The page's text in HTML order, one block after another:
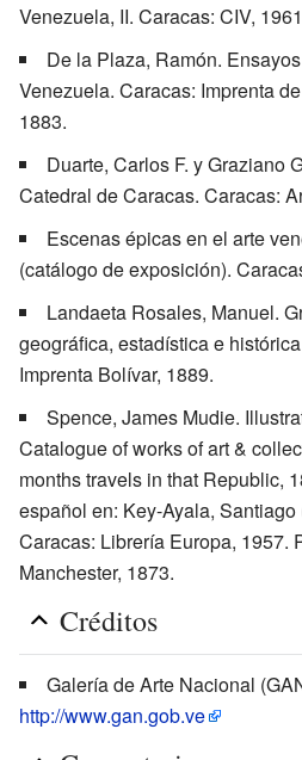
Venezuela, II. Caracas: CIV,
De la Plaza, Ramón.
Venezuela. Caracas: Imprenta
1883.
Duarte, Carlos F. y Graziano
Catedral de Caracas. Caracas:
Escenas épicas en el arte
(catálogo de exposición).
Landaeta Rosales, Manuel.
geográfica, estadística e
Imprenta Bolívar, 1889.
Spence, James Mudie.
Catalogue of works of art &
months travels in that Republic,
español en: Key-Ayala,
Caracas: Librería Europa, 1957.
Manchester, 1873.
Créditos
Galería de Arte Nacional
http://www.gan.gob.ve